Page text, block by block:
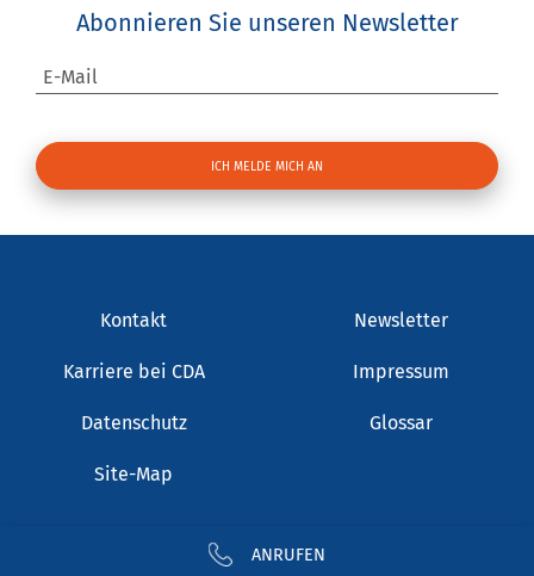
ANRUFEN
Abonnieren Sie unseren Newsletter
E-Mail
Kontakt Newsletter
Karriere bei CDA Impressum
Datenschutz Glossar
Site-Map